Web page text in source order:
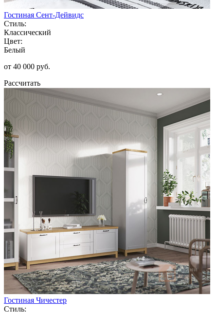
Гостиная Сент-Дейвидс
Стиль:
Классический
Цвет:
Белый
от 40 000 руб.
Рассчитать
Гостиная Чичестер
Стиль: